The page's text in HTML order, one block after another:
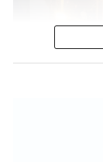
realizar una gira
la Declaración
Turísticos,
La función del